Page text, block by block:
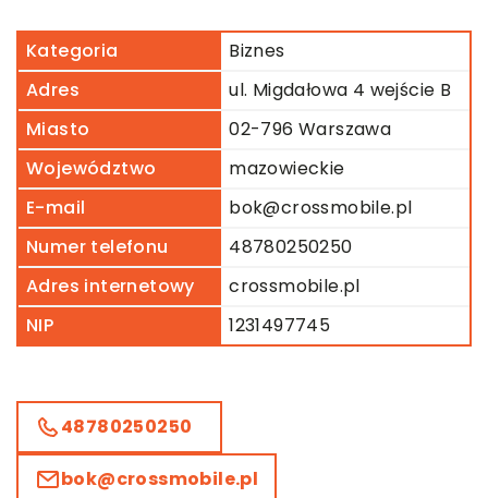
Kategoria
Biznes
Adres
ul. Migdałowa 4 wejście B
Miasto
02-796 Warszawa
Województwo
mazowieckie
E-mail
bok@crossmobile.pl
Numer telefonu
48780250250
Adres internetowy
crossmobile.pl
NIP
1231497745
48780250250
bok@crossmobile.pl